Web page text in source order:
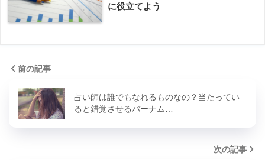
に役立てよう
前の記事
占い師は誰でもなれるものなの？当たってい
ると錯覚させるバーナム…
次の記事